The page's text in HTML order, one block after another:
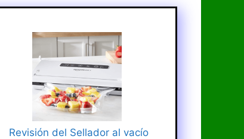
Revisión del Sellador al vacío